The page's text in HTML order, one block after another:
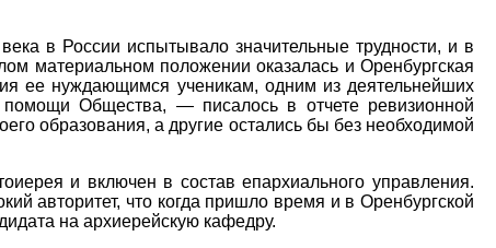
в России испытывало значительные трудности, и в
материальном положении оказалась и Оренбургская
ее нуждающимся ученикам, одним из деятельнейших
Общества, — писалось в отчете ревизионной
образования, а другие остались бы без необходимой
и включен в состав епархиального управления.
авторитет, что когда пришло время и в Оренбургской
на архиерейскую кафедру.